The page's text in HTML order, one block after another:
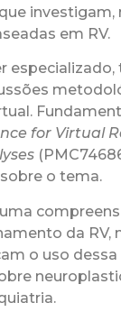
em RV.
for Virtual
o tema.
da
o uso